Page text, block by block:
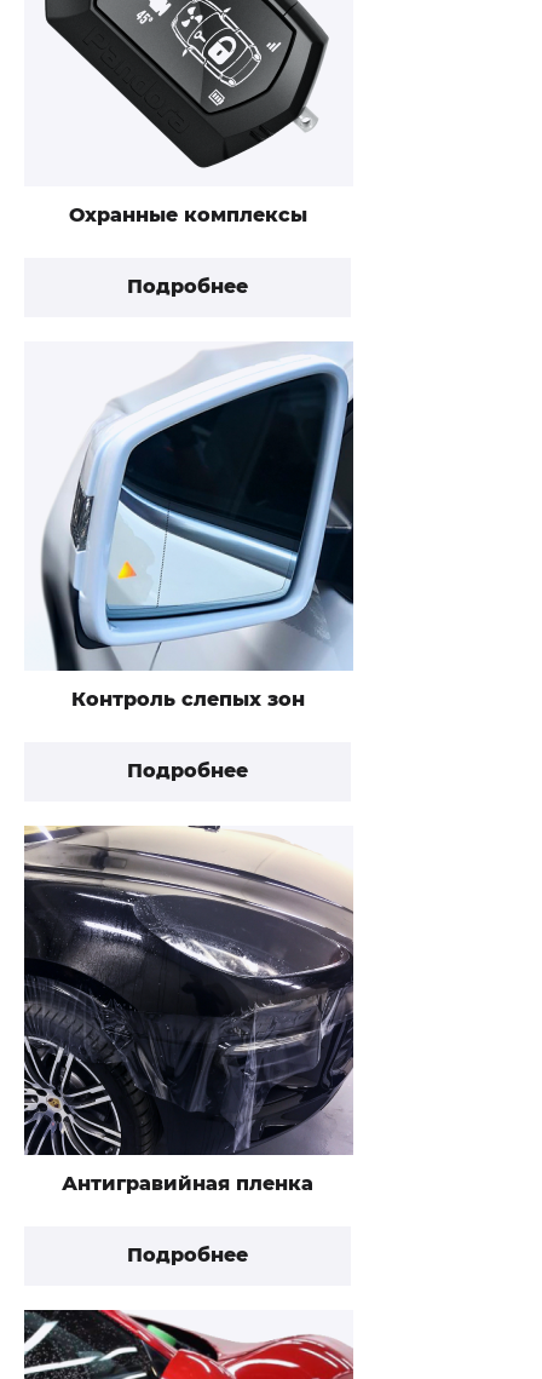
Охранные комплексы
Подробнее
Контроль слепых зон
Подробнее
Антигравийная пленка
Подробнее